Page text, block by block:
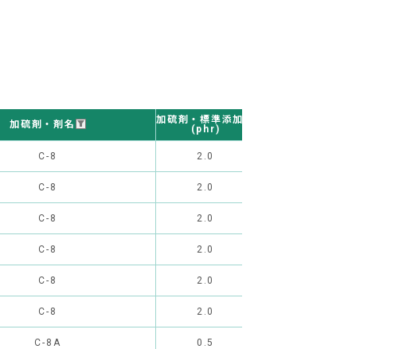
加硫剤・剤名
加硫剤・標準添加量
(phr)
C-8 2.0
C-8 2.0
C-8 2.0
C-8 2.0
C-8 2.0
C-8 2.0
C-8A 0.5